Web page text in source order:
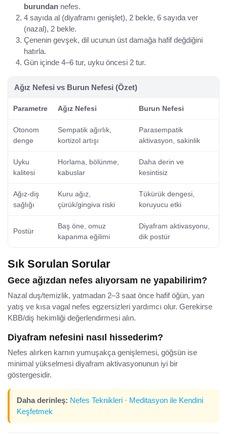
burundan nefes.
4 sayıda al (diyaframı genişlet), 2 bekle, 6 sayıda ver
(nazal), 2 bekle.
Çenenin gevşek, dil ucunun üst damağa hafif değdiğini
hatırla.
Gün içinde 4–6 tur, uyku öncesi 2 tur.
Ağız Nefesi vs Burun Nefesi (Özet)
Parametre Ağız Nefesi Burun Nefesi
Otonom
denge
Sempatik ağırlık,
kortizol artışı
Parasempatik
aktivasyon, sakinlik
Uyku
kalitesi
Horlama, bölünme,
kabuslar
Daha derin ve
kesintisiz
Ağız-diş
sağlığı
Kuru ağız,
çürük/gingiva riski
Tükürük dengesi,
koruyucu etki
Postür
Baş öne, omuz
kapanma eğilimi
Diyafram aktivasyonu,
dik postür
Sık Sorulan Sorular
Gece ağızdan nefes alıyorsam ne yapabilirim?
Nazal duş/temizlik, yatmadan 2–3 saat önce hafif öğün, yan
yatış ve kısa vagal nefes egzersizleri yardımcı olur. Gerekirse
KBB/diş hekimliği değerlendirmesi alın.
Diyafram nefesini nasıl hissederim?
Nefes alırken karnın yumuşakça genişlemesi, göğsün ise
minimal yükselmesi diyafram aktivasyonunun iyi bir
göstergesidir.
Daha derinleş: Nefes Teknikleri · Meditasyon ile Kendini
Keşfetmek